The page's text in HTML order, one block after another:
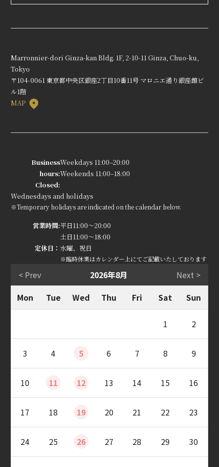
Marronnier-dori Ginza-kan Bldg. 1F, 2-10-11 Ginza, Chuo-ku,
Tokyo
〒104-0061 東京都中央区銀座2丁目10番11号 マロニエ通り銀座館ビ
ル1階
MAP
Business
hours:
Weekdays 11:00–20:00
Weekends 11:00–18:00
Closed:
Wednesdays and holidays
※Temporary holidays are indicated on the calendar below.
営業時間:平日11:00～20:00
土日11:00～18:00
定休日：水曜、祝日
※臨時休業はカレンダー上にてご記載いたしております
< Prev 2026年8月
Next >
Mon
Tue Wed Thu Fri Sat Sun
1 2
3 4 5 6 7 8 9
10 11 12 13 14 15 16
17 18 19 20 21 22 23
24 25 26 27 28 29 30